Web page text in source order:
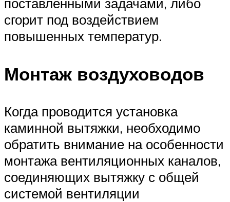
поставленными задачами, либо
сгорит под воздействием
повышенных температур.
Монтаж воздуховодов
Когда проводится установка
каминной вытяжки, необходимо
обратить внимание на особенности
монтажа вентиляционных каналов,
соединяющих вытяжку с общей
системой вентиляции